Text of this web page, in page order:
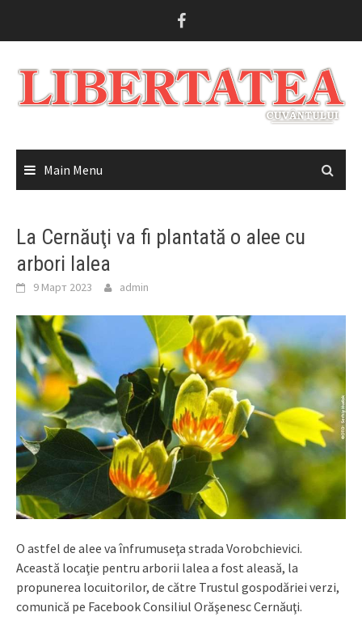
Main Menu
La Cernăuţi va fi plantată o alee cu
arbori lalea
9 Март 2023 admin
O astfel de alee va înfrumuseţa strada Vorobchievici.
Această locaţie pentru arborii lalea a fost aleasă, la
propunerea locuitorilor, de către Trustul gospodăriei verzi,
comunică pe Facebook Consiliul Orăşenesc Cernăuţi.